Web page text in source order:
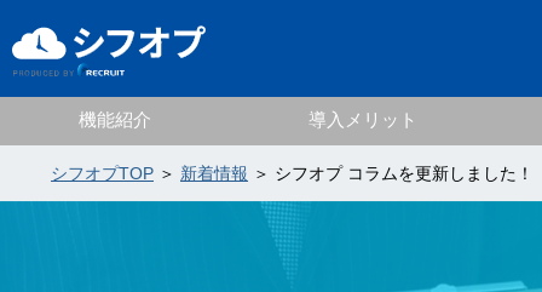
機能紹介 導入メリット
シフオプTOP ＞ 新着情報 ＞ シフオプ コラムを更新しました！